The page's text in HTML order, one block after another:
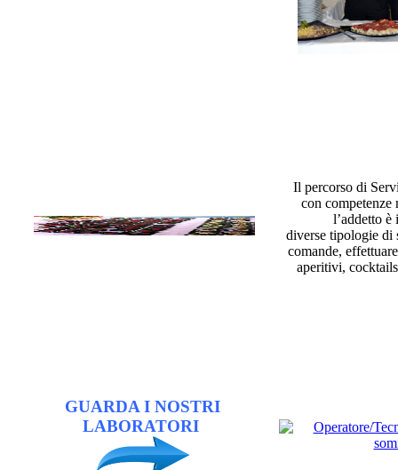
Il percorso di
con competenze
l’addetto è
diverse tipologie di
comande,
aperitivi,
GUARDA I NOSTRI
LABORATORI